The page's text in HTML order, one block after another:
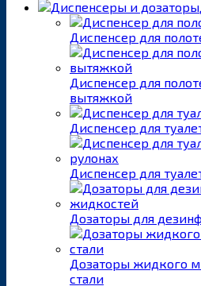
Диспенсер для
Диспенсер для
вытяжкой
Диспенсер для
Диспенсер для
Дозаторы для
Дозаторы жидкого
стали